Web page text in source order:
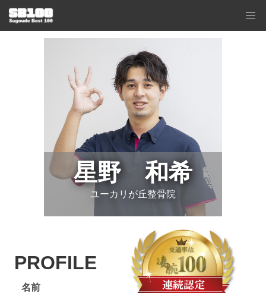
星野 和希
ユーカリが丘整骨院
PROFILE
名前